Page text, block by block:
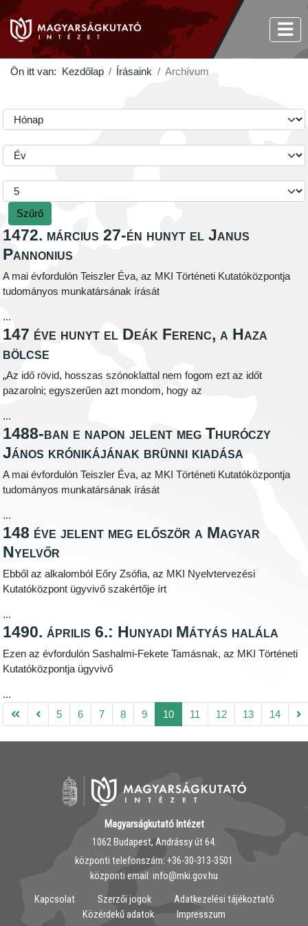
Ön itt van: Kezdőlap Írásaink Archívum
Szűrő
1472. március 27-én hunyt el Janus
Pannonius
A mai évfordulón Teiszler Éva, az MKI Történeti Kutatóközpontja
tudományos munkatársának írását
...
147 éve hunyt el Deák Ferenc, a Haza
bölcse
„Az idő rövid, hosszas szónoklattal nem fogom ezt az időt
pazarolni; egyszerűen azt mondom, hogy az
...
1488-ban e napon jelent meg Thuróczy
János krónikájának brünni kiadása
A mai évfordulón Teiszler Éva, az MKI Történeti Kutatóközpontja
tudományos munkatársának írását
...
148 éve jelent meg először a Magyar
Nyelvőr
Ebből az alkalomból Eőry Zsófia, az MKI Nyelvtervezési
Kutatóközpont ügyvivő szakértője írt
...
1490. április 6.: Hunyadi Mátyás halála
Ezen az évfordulón Sashalmi-Fekete Tamásnak, az MKI Történeti
Kutatóközpontja ügyvivő
...
5
6 7 8 9 10 11 12 13 14
Magyarságkutató Intézet
1062 Budapest, Andrássy út 64.
központi telefonszám: ‭+36-30-313-3501
központi email: info@mki.gov.hu
Kapcsolat
Szerzői jogok
Adatkezelési tájékoztató
Közérdekű adatok
Impresszum